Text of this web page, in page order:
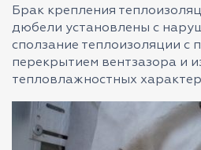
Брак крепления
дюбели установлены с
сползание теплоизоляции с
перекрытием вентзазора и
тепловлажностных